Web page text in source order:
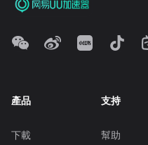
產品
下載
支持
幫助